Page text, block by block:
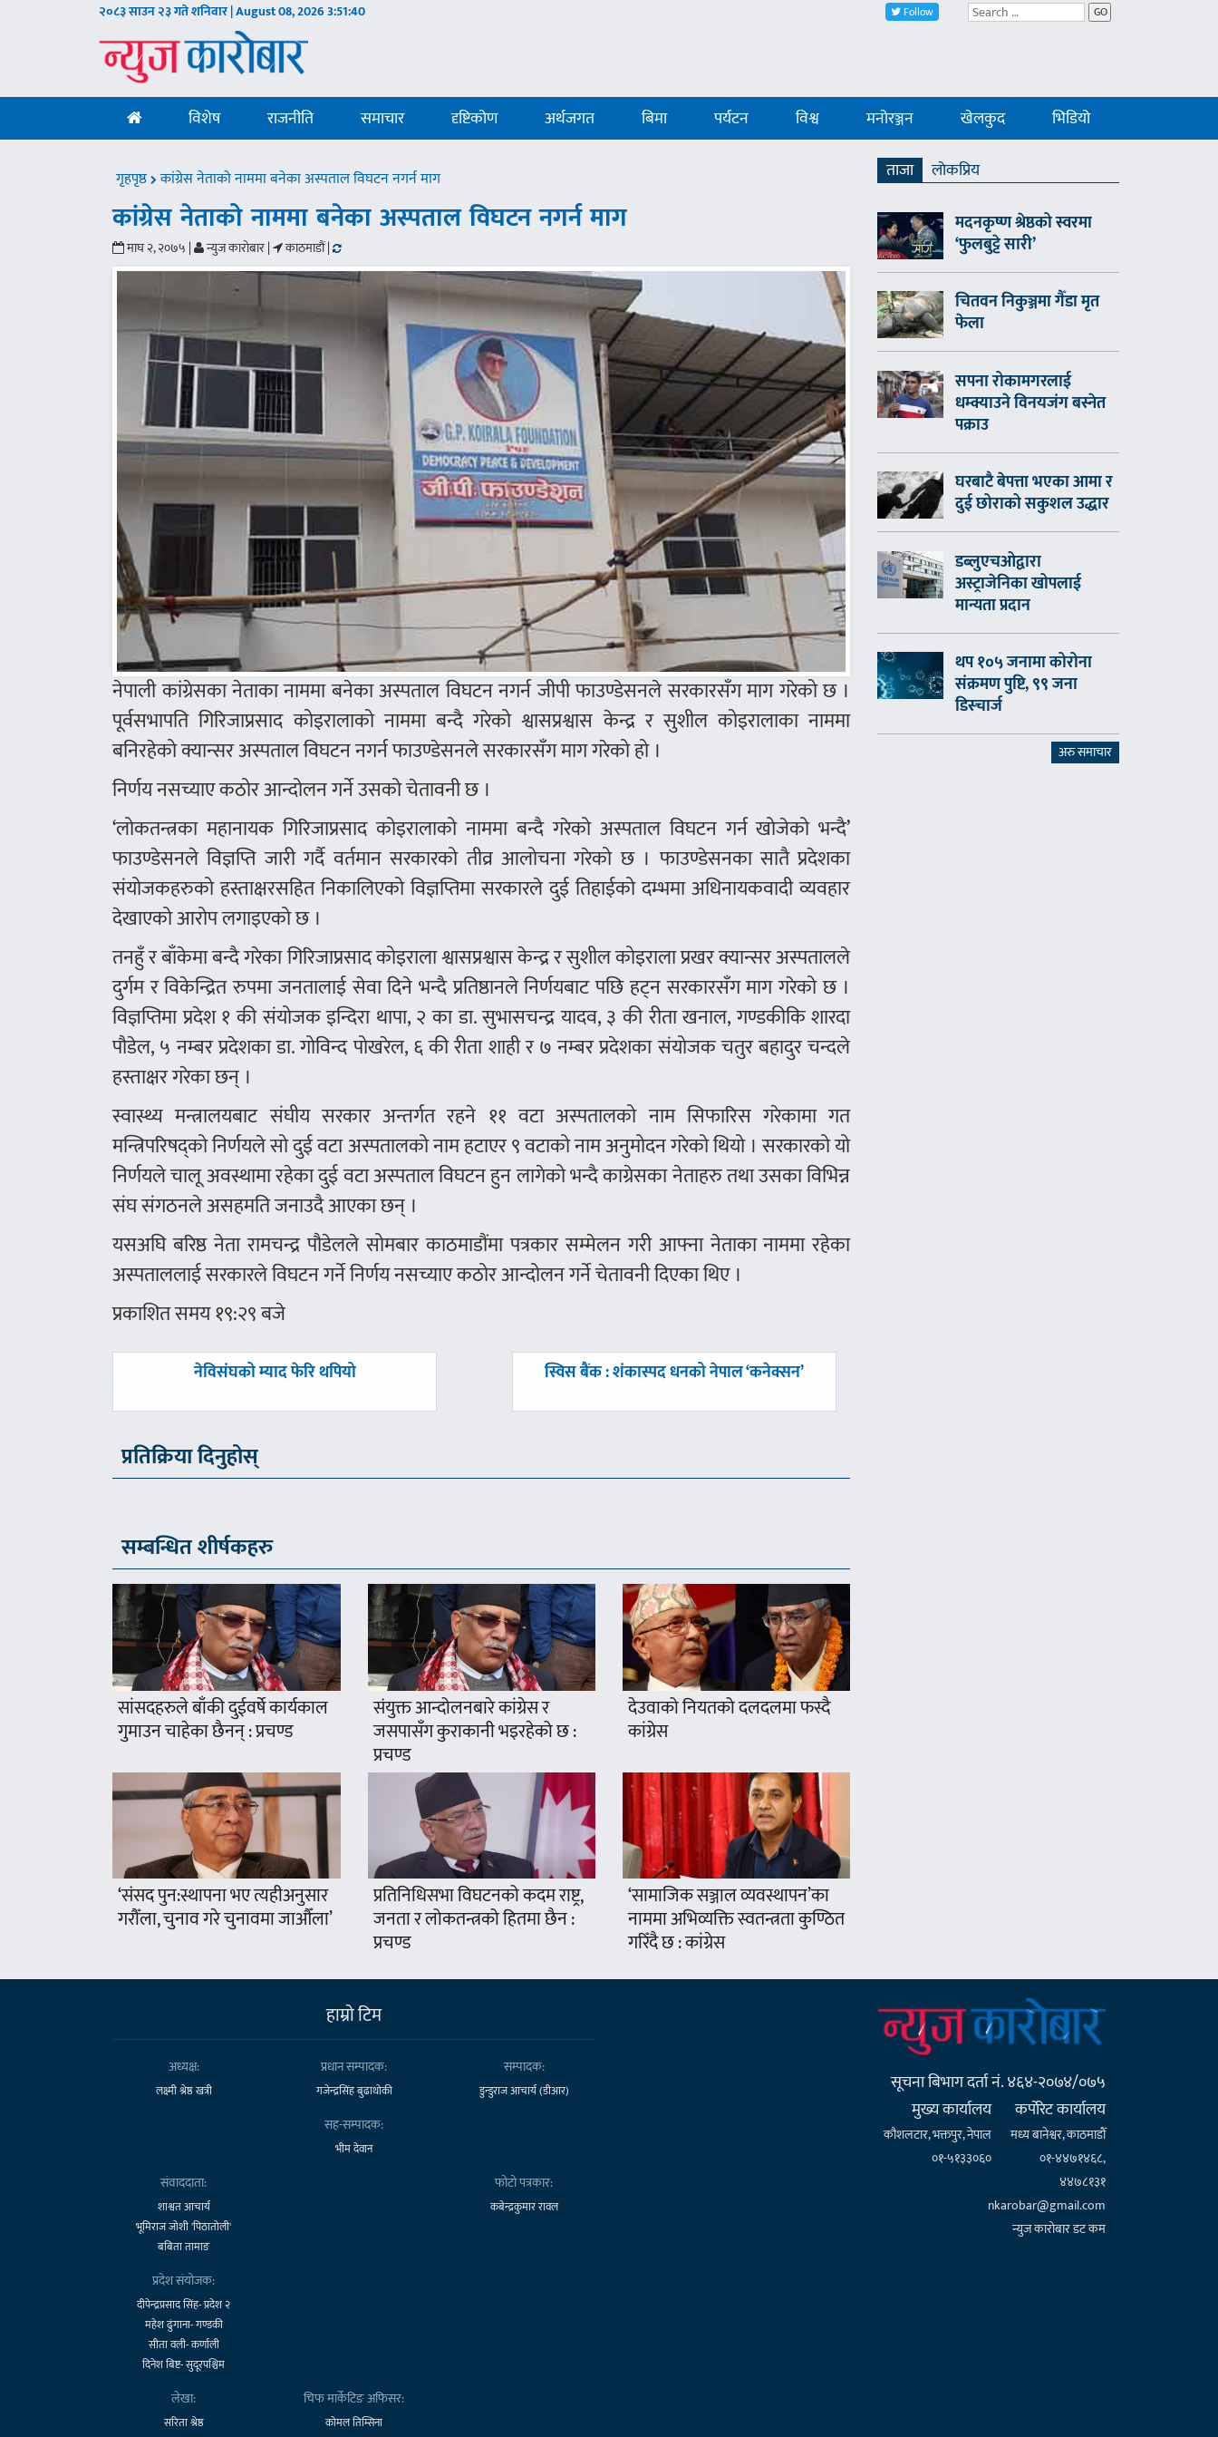
२०८३ साउन २३ गते शनिवार | August 08, 20263:51:41 Follow GO
विशेष राजनीति समाचार दृष्टिकोण अर्थजगत बिमा पर्यटन विश्व मनोरञ्जन खेलकुद भिडियो
गृहपृष्ठ कांग्रेस नेताको नाममा बनेका अस्पताल विघटन नगर्न माग
कांग्रेस नेताको नाममा बनेका अस्पताल विघटन नगर्न माग
माघ २, २०७५ | न्युज काराेबार | काठमाडौं |
नेपाली कांग्रेसका नेताका नाममा बनेका अस्पताल विघटन नगर्न जीपी फाउण्डेसनले सरकारसँग माग गरेको छ ।
पूर्वसभापति गिरिजाप्रसाद कोइरालाको नाममा बन्दै गरेको श्वासप्रश्वास केन्द्र र सुशील कोइरालाका नाममा
बनिरहेको क्यान्सर अस्पताल विघटन नगर्न फाउण्डेसनले सरकारसँग माग गरेको हो ।
निर्णय नसच्याए कठोर आन्दोलन गर्ने उसको चेतावनी छ ।
‘लोकतन्त्रका महानायक गिरिजाप्रसाद कोइरालाको नाममा बन्दै गरेको अस्पताल विघटन गर्न खोजेको भन्दै’
फाउण्डेसनले विज्ञप्ति जारी गर्दै वर्तमान सरकारको तीव्र आलोचना गरेको छ । फाउण्डेसनका सातै प्रदेशका
संयोजकहरुको हस्ताक्षरसहित निकालिएको विज्ञप्तिमा सरकारले दुई तिहाईको दम्भमा अधिनायकवादी व्यवहार
देखाएको आरोप लगाइएको छ ।
तनहुँ र बाँकेमा बन्दै गरेका गिरिजाप्रसाद कोइराला श्वासप्रश्वास केन्द्र र सुशील कोइराला प्रखर क्यान्सर अस्पतालले
दुर्गम र विकेन्द्रित रुपमा जनतालाई सेवा दिने भन्दै प्रतिष्ठानले निर्णयबाट पछि हट्न सरकारसँग माग गरेको छ ।
विज्ञप्तिमा प्रदेश १ की संयोजक इन्दिरा थापा, २ का डा. सुभासचन्द्र यादव, ३ की रीता खनाल, गण्डकीकि शारदा
पौडेल, ५ नम्बर प्रदेशका डा. गोविन्द पोखरेल, ६ की रीता शाही र ७ नम्बर प्रदेशका संयोजक चतुर बहादुर चन्दले
हस्ताक्षर गरेका छन् ।
स्वास्थ्य मन्त्रालयबाट संघीय सरकार अन्तर्गत रहने ११ वटा अस्पतालको नाम सिफारिस गरेकामा गत
मन्त्रिपरिषद्को निर्णयले सो दुई वटा अस्पतालको नाम हटाएर ९ वटाको नाम अनुमोदन गरेको थियो । सरकारको यो
निर्णयले चालू अवस्थामा रहेका दुई वटा अस्पताल विघटन हुन लागेको भन्दै काग्रेसका नेताहरु तथा उसका विभिन्न
संघ संगठनले असहमति जनाउदै आएका छन् ।
यसअघि बरिष्ठ नेता रामचन्द्र पौडेलले सोमबार काठमाडौंमा पत्रकार सम्मेलन गरी आफ्ना नेताका नाममा रहेका
अस्पताललाई सरकारले विघटन गर्ने निर्णय नसच्याए कठोर आन्दोलन गर्ने चेतावनी दिएका थिए ।
प्रकाशित समय १९:२९ बजे
पछिल्लाे
नेविसंघको म्याद फेरि थपियो
अघिल्लाे
स्विस बैंक : शंकास्पद धनको नेपाल ‘कनेक्सन’
प्रतिक्रिया दिनुहोस्
सम्बन्धित शीर्षकहरु
सांसदहरुले बाँकी दुईवर्षे कार्यकाल
गुमाउन चाहेका छैनन् : प्रचण्ड
संयुक्त आन्दोलनबारे कांग्रेस र
जसपासँग कुराकानी भइरहेको छ :
प्रचण्ड
देउवाको नियतको दलदलमा फस्दै
कांग्रेस
‘संसद पुन:स्थापना भए त्यहीअनुसार
गरौँला, चुनाव गरे चुनावमा जाऔँला’
प्रतिनिधिसभा विघटनको कदम राष्ट्र,
जनता र लोकतन्त्रको हितमा छैन :
प्रचण्ड
‘सामाजिक सञ्जाल व्यवस्थापन’का
नाममा अभिव्यक्ति स्वतन्त्रता कुण्ठित
गरिँदै छ : कांग्रेस
ताजा
लाेकप्रिय
मदनकृष्ण श्रेष्ठको स्वरमा
‘फुलबुट्टे सारी’
चितवन निकुञ्जमा गैँडा मृत
फेला
सपना रोकामगरलाई
धम्क्याउने विनयजंग बस्नेत
पक्राउ
घरबाटै बेपत्ता भएका आमा र
दुई छोराको सकुशल उद्धार
डब्लुएचओद्वारा
अस्ट्राजेनिका खोपलाई
मान्यता प्रदान
थप १०५ जनामा कोरोना
संक्रमण पुष्टि, ९९ जना
डिस्चार्ज
अरु समाचार
हाम्राे टिम
अध्यक्ष:
लक्ष्मी श्रेष्ठ खत्री
प्रधान सम्पादक:
गजेन्द्रसिंह बुढाथोकी
सम्पादक:
डुन्डुराज आचार्य (डीआर)
सह-सम्पादक:
भीम देवान
संवाददाता:
शाश्वत आचार्य
भूमिराज जोशी 'पिठातोली'
बबिता तामाङ
फोटो पत्रकार:
कबेन्द्रकुमार रावल
प्रदेश संयोजक:
दीपेन्द्रप्रसाद सिंह- प्रदेश २
महेश ढुंगाना- गण्डकी
सीता वली- कर्णाली
दिनेश बिष्ट- सुदूरपश्चिम
लेखा:
सरिता श्रेष्ठ
चिफ मार्केटिङ अफिसर:
कोमल तिम्सिना
सूचना बिभाग दर्ता नं. ४६४-२०७४/०७५
मुख्य कार्यालय
कौशलटार, भक्तपुर, नेपाल
०१-५१३३०६०
कर्पाेरेट कार्यालय
मध्य बानेश्वर, काठमाडौँ
०१-४४७१४६८,
४४७८१३१
nkarobar@gmail.com
न्युज कारोबार डट कम